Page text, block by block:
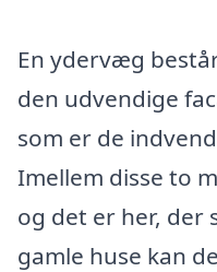
En ydervæg
den udvendige
som er de
Imellem disse to
og det er her, der
gamle huse kan